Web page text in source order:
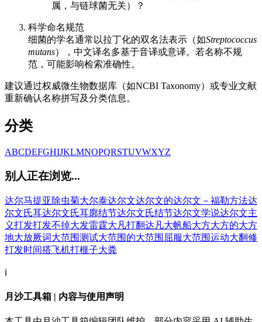
属，与链球菌无关）？
科学命名规范
细菌的学名通常以拉丁化的双名法表示（如Streptococcus
mutans），中文译名多基于音译或意译。若名称不规
范，可能影响检索准确性。
建议通过权威微生物数据库（如NCBI Taxonomy）或专业文献
重新确认名称拼写及分类信息。
分类
ABCDEFGHIJKLMNOPQRSTUVWXYZ
别人正在浏览...
达尔马提亚除虫菊大尔泰达尔文达尔文的达尔文－福勒方法达
尔文氏耳达尔文氏耳廓结节达尔文氏结节达尔文学说达尔文主
义打发打发不掉大发雷霆大凡打翻达凡大帆船大方大方的大方
地大放厥词大范围测试大范围的大范围屈服大范围运动大翻修
打发时间搭飞机打榧子大粪
ℹ️
月沙工具箱 | 内容与使用声明